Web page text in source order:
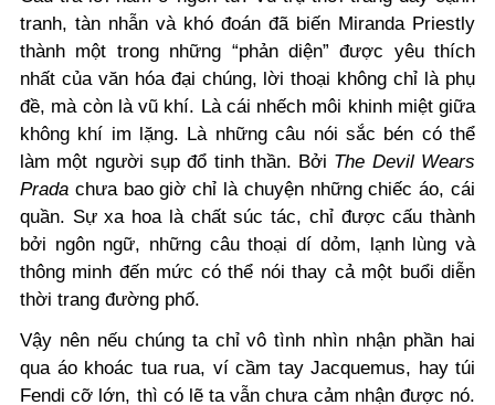
tranh, tàn nhẫn và khó đoán đã biến Miranda Priestly
thành một trong những “phản diện” được yêu thích
nhất của văn hóa đại chúng, lời thoại không chỉ là phụ
đề, mà còn là vũ khí. Là cái nhếch môi khinh miệt giữa
không khí im lặng. Là những câu nói sắc bén có thể
làm một người sụp đổ tinh thần. Bởi The Devil Wears
Prada chưa bao giờ chỉ là chuyện những chiếc áo, cái
quần. Sự xa hoa là chất súc tác, chỉ được cấu thành
bởi ngôn ngữ, những câu thoại dí dỏm, lạnh lùng và
thông minh đến mức có thể nói thay cả một buổi diễn
thời trang đường phố.
Vậy nên nếu chúng ta chỉ vô tình nhìn nhận phần hai
qua áo khoác tua rua, ví cầm tay Jacquemus, hay túi
Fendi cỡ lớn, thì có lẽ ta vẫn chưa cảm nhận được nó.